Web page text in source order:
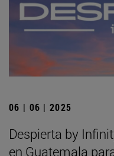
06 | 06 | 2025
Despierta by
en Guatemala